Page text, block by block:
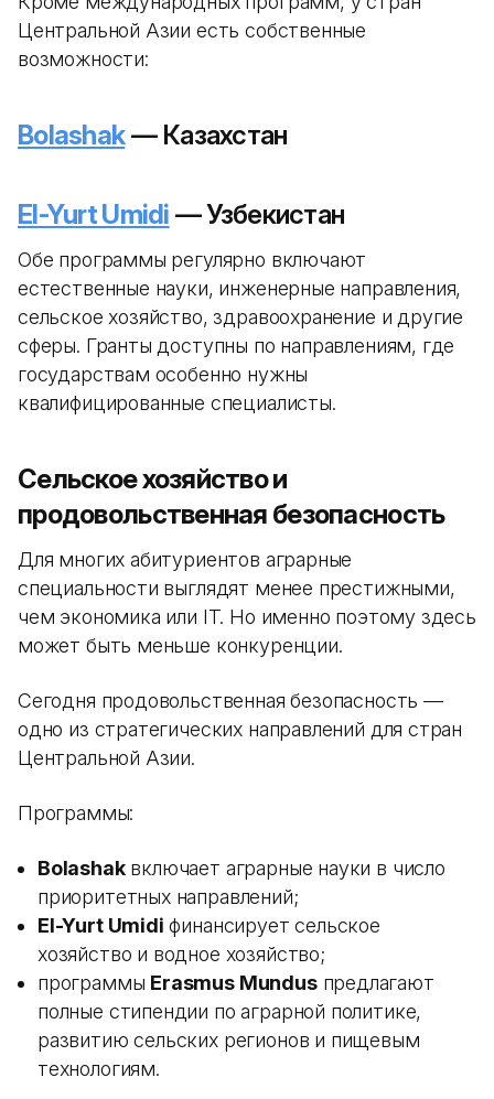
Центральной Азии есть собственные
возможности:
Bolashak— Казахстан
El-Yurt Umidi — Узбекистан
Обе программы регулярно включают
естественные науки, инженерные направления,
сельское хозяйство, здравоохранение и другие
сферы. Гранты доступны по направлениям, где
государствам особенно нужны
квалифицированные специалисты.
Сельское хозяйство и
продовольственная безопасность
Для многих абитуриентов аграрные
специальности выглядят менее престижными,
чем экономика или IT. Но именно поэтому здесь
может быть меньше конкуренции.
Сегодня продовольственная безопасность —
одно из стратегических направлений для стран
Центральной Азии.
Программы:
Bolashakвключает аграрные науки в число
приоритетных направлений;
El-Yurt Umidi финансирует сельское
хозяйство и водное хозяйство;
программы Erasmus Mundusпредлагают
полные стипендии по аграрной политике,
развитию сельских регионов и пищевым
технологиям.